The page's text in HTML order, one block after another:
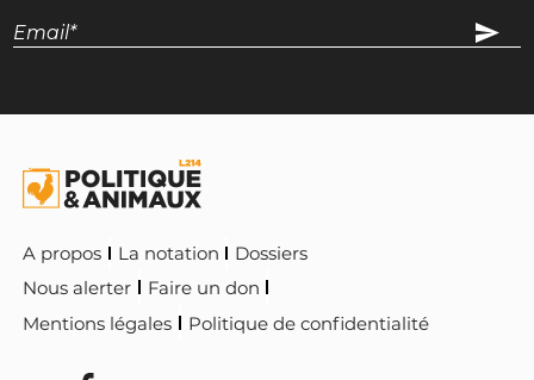
A propos La notation
Dossiers
Nous alerter
Faire un don
Mentions légales
Politique de confidentialité